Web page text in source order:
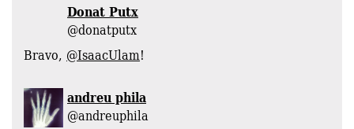
Donat Putx
‏@donatputx
Bravo, @IsaacUlam!
andreu phila
@andreuphila